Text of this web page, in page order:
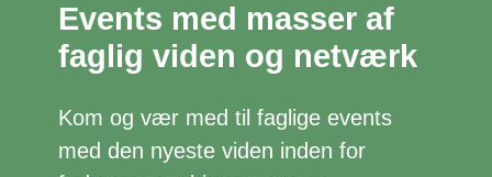
Events med masser af
faglig viden og netværk
Kom og vær med til faglige events
med den nyeste viden inden for